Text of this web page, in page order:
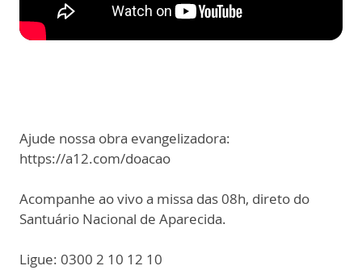
Ajude nossa obra evangelizadora:
https://a12.com/doacao
Acompanhe ao vivo a missa das 08h, direto do
Santuário Nacional de Aparecida.
Ligue: 0300 2 10 12 10